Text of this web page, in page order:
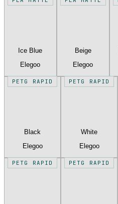
Ice Blue
Elegoo
Beige
Elegoo
PETG RAPID
Black
Elegoo
PETG RAPID
White
Elegoo
PETG RAPID PETG RAPID